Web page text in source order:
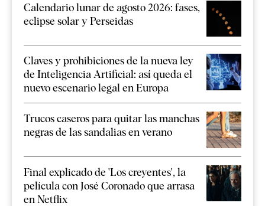
Calendario lunar de agosto 2026: fases,
eclipse solar y Perseidas
Claves y prohibiciones de la nueva ley
de Inteligencia Artificial: así queda el
nuevo escenario legal en Europa
Trucos caseros para quitar las manchas
negras de las sandalias en verano
Final explicado de 'Los creyentes', la
película con José Coronado que arrasa
en Netflix